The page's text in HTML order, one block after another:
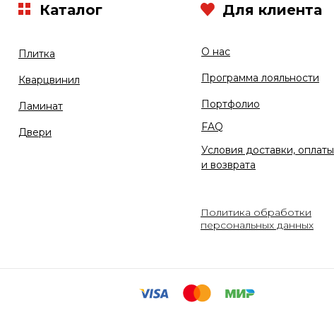
Политика обработки
персональных данных
Плитка
Кварцвинил
О нас
Ламинат
Программа лояльности
Двери
Портфолио
Условия доставки, оплаты
и возврата
FAQ
Каталог Для клиента